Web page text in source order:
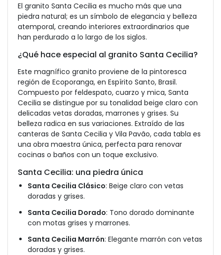
El granito Santa Cecilia es mucho más que una
piedra natural; es un símbolo de elegancia y belleza
atemporal, creando interiores extraordinarios que
han perdurado a lo largo de los siglos.
¿Qué hace especial al granito Santa Cecilia?
Este magnífico granito proviene de la pintoresca
región de Ecoporanga, en Espírito Santo, Brasil.
Compuesto por feldespato, cuarzo y mica, Santa
Cecilia se distingue por su tonalidad beige claro con
delicadas vetas doradas, marrones y grises. Su
belleza radica en sus variaciones. Extraído de las
canteras de Santa Cecilia y Vila Pavão, cada tabla es
una obra maestra única, perfecta para renovar
cocinas o baños con un toque exclusivo.
Santa Cecilia: una piedra única
Santa Cecilia Clásico: Beige claro con vetas
doradas y grises.
Santa Cecilia Dorado: Tono dorado dominante
con motas grises y marrones.
Santa Cecilia Marrón: Elegante marrón con vetas
doradas y grises.